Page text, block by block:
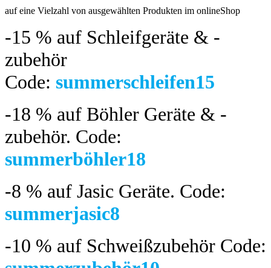
auf eine Vielzahl von ausgewählten Produkten im onlineShop
-15 % auf Schleifgeräte & -
zubehör
Code: summerschleifen15
-18 % auf Böhler Geräte & -
zubehör. Code:
summerböhler18
-8 % auf Jasic Geräte. Code:
summerjasic8
-10 % auf Schweißzubehör Code: